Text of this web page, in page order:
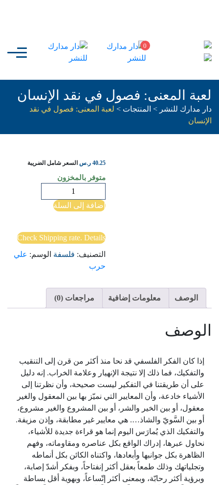
0
لعبة المعنى: فصول في نقد الإنسان
دار مدارك للنشر > المنتجات > لعبة المعنى: فصول في نقد
الإنسان
40.25 ر.س السعر شامل الضريبة
متوفر بالمخزون
لعبة
المعنى:
في
الإنسان
إضافة إلى السلة
Check Shipping rate. Details
التصنيف: فلسفة الوسم: علي
حرب
الوصف معلومات إضافية مراجعات (0)
الوصف
إذا كان الفكر الفلسفي قد نحا منذ أكثر من قرن إلى التنقيب
والتفكيك، فما ذلك إلا نتيجة الإنهيار وعلامة الخراب. إنه دليل
على أن طريقتنا في التفكير ليست صحيحة، وأن نظرتنا إلى
الأشياء خادعة، وأن المعايير التي نميّز بها بين المعقول والغير
معقول، أو بين الخير والشر، أو بين المشروع والغير مشروع،
أو بين السَّويّ والشاذ…. هي معايير غير مطابقة، وإذن مزيفة.
والتفكيك الذي يُمارَس اليوم إنما هو قراءة جديدة للأشياء،
نحاول عبرها، إدراك الواقع بكل عناصره ومقاوماته، وفهم
الظاهرة بكل جوانبها وأبعادها، واكتناه الكائن بكل أنماطه
وتجلياتهك وذلك طمعاً بعقل أكثر إنفتاحاً، وبفكر أشدّ إصابة،
وبرؤية أكثر رحابّة، وبمعنى أكثر إتّساعاً، وبهوية أقل بساطة